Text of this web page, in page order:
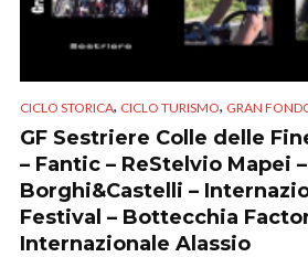
CICLO STORICA, CICLO TURISMO, GRAN
GF Sestriere Colle delle
– Fantic – ReStelvio Mapei
Borghi&Castelli –
Festival – Bottecchia
Internazionale Alassio